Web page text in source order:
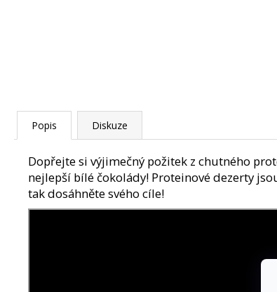
Popis Diskuze
Dopřejte si výjimečný požitek z chutného
nejlepší bílé čokolády! Proteinové dezerty
tak dosáhněte svého cíle!